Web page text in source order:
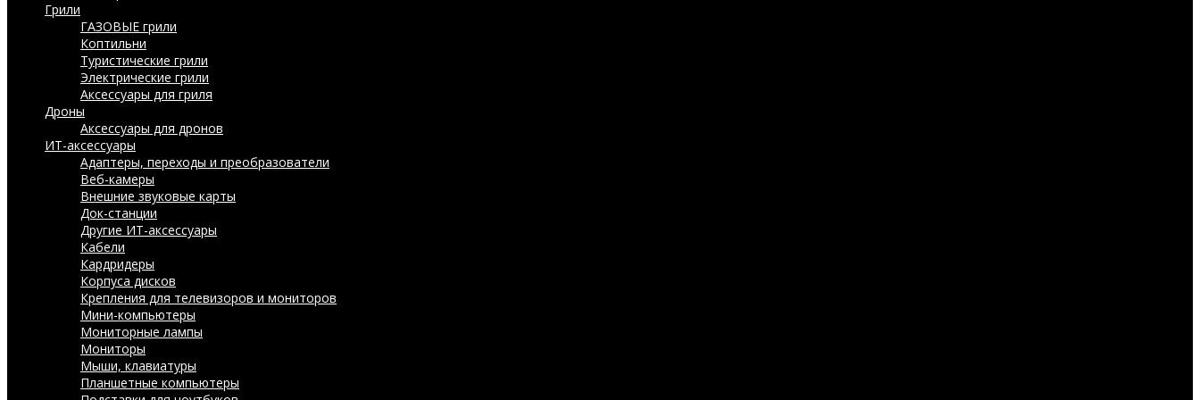
Грили
ГАЗОВЫЕ грили
Коптильни
Туристические грили
Электрические грили
Аксессуары для гриля
Дроны
Аксессуары для дронов
ИТ-аксессуары
Адаптеры, переходы и преобразователи
Веб-камеры
Внешние звуковые карты
Док-станции
Другие ИТ-аксессуары
Кабели
Кардридеры
Корпуса дисков
Крепления для телевизоров и мониторов
Мини-компьютеры
Мониторные лампы
Мониторы
Мыши, клавиатуры
Планшетные компьютеры